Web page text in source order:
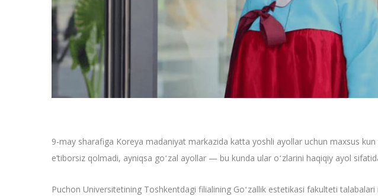
9-may sharafiga Koreya madaniyat markazida katta yoshli ayollar uchun maxsus
e’tiborsiz qolmadi, ayniqsa goʻzal ayollar — bu kunda ular oʻzlarini haqiqiy ayol
Puchon Universitetining Toshkentdagi filialining Goʻzallik estetikasi fakulteti